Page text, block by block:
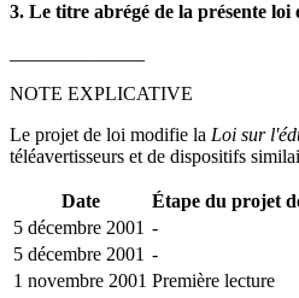
3. Le titre abrégé de la présente loi
NOTE EXPLICATIVE
Le projet de loi modifie la Loi sur
téléavertisseurs et de dispositifs
Date Étape du projet
5 décembre 2001 -
5 décembre 2001 -
1 novembre 2001 Première lecture